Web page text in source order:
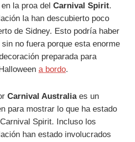
la proa del Carnival Spirit.
la han descubierto poco
de Sidney. Esto podría haber
no fuera porque esta enorme
preparada para
a bordo.
Carnival Australiaes un
para mostrar lo que ha estado
Spirit. Incluso los
han estado involucrados